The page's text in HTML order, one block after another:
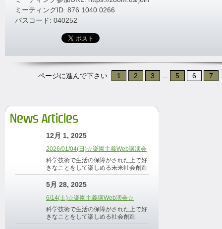
ミーティングID: 876 1040 0266
パスコード: 040252
ページに進んで下さい 1 2 3 5 6 7
News Articles
12月 1, 2025
2026/01/04(日)☆楽園主義Web講演会
科学技術で生活の保障がされた上で好
きなことをして楽しめる未来社会創造
5月 28, 2025
6/14(土)☆楽園主義講Web演会☆
科学技術で生活の保障がされた上で好
きなことをして楽しめる社会創造